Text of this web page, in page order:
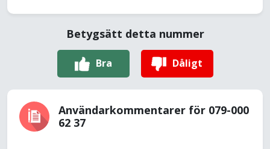
Betygsätt detta nummer
Bra Dåligt
Användarkommentarer för 079-000
62 37